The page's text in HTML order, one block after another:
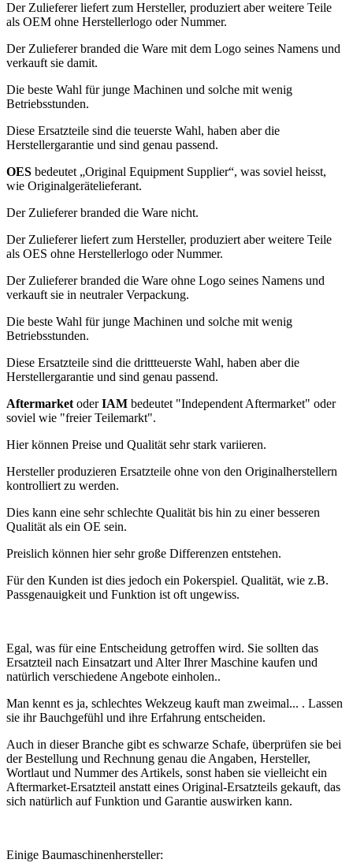
Der Zulieferer liefert zum Hersteller, produziert aber weitere Teile
als OEM ohne Herstellerlogo oder Nummer.
Der Zulieferer branded die Ware mit dem Logo seines Namens und
verkauft sie damit.
Die beste Wahl für junge Machinen und solche mit wenig
Betriebsstunden.
Diese Ersatzteile sind die teuerste Wahl, haben aber die
Herstellergarantie und sind genau passend.
OES bedeutet „Original Equipment Supplier“, was soviel heisst,
wie Originalgerätelieferant.
Der Zulieferer branded die Ware nicht.
Der Zulieferer liefert zum Hersteller, produziert aber weitere Teile
als OES ohne Herstellerlogo oder Nummer.
Der Zulieferer branded die Ware ohne Logo seines Namens und
verkauft sie in neutraler Verpackung.
Die beste Wahl für junge Machinen und solche mit wenig
Betriebsstunden.
Diese Ersatzteile sind die drittteuerste Wahl, haben aber die
Herstellergarantie und sind genau passend.
Aftermarket oderIAM bedeutet "Independent Aftermarket" oder
soviel wie "freier Teilemarkt".
Hier können Preise und Qualität sehr stark variieren.
Hersteller produzieren Ersatzteile ohne von den Originalherstellern
kontrolliert zu werden.
Dies kann eine sehr schlechte Qualität bis hin zu einer besseren
Qualität als ein OE sein.
Preislich können hier sehr große Differenzen entstehen.
Für den Kunden ist dies jedoch ein Pokerspiel. Qualität, wie z.B.
Passgenauigkeit und Funktion ist oft ungewiss.
Egal, was für eine Entscheidung getroffen wird. Sie sollten das
Ersatzteil nach Einsatzart und Alter Ihrer Maschine kaufen und
natürlich verschiedene Angebote einholen..
Man kennt es ja, schlechtes Wekzeug kauft man zweimal... . Lassen
sie ihr Bauchgefühl und ihre Erfahrung entscheiden.
Auch in dieser Branche gibt es schwarze Schafe, überprüfen sie bei
der Bestellung und Rechnung genau die Angaben, Hersteller,
Wortlaut und Nummer des Artikels, sonst haben sie vielleicht ein
Aftermarket-Ersatzteil anstatt eines Original-Ersatzteils gekauft, das
sich natürlich auf Funktion und Garantie auswirken kann.
Einige Baumaschinenhersteller: